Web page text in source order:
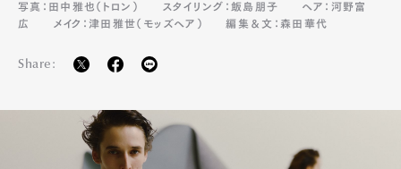
写真：田中雅也（トロン）
スタイリング：飯島朋子
ヘア：河野富
広
メイク：津田雅世（モッズヘア） 編集＆文：森田華代
Share: